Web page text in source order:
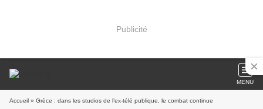
Publicité
MENU
Accueil » Grèce : dans les studios de l’ex-télé publique, le combat continue